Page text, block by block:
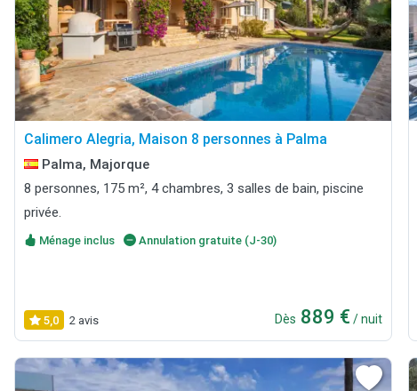
Calimero Alegria, Maison 8 personnes à Palma
Palma, Majorque
8 personnes, 175 m², 4 chambres, 3 salles de bain, piscine
privée.
Ménage inclus Annulation gratuite (J-30)
5,0 2 avis Dès 889 € / nuit